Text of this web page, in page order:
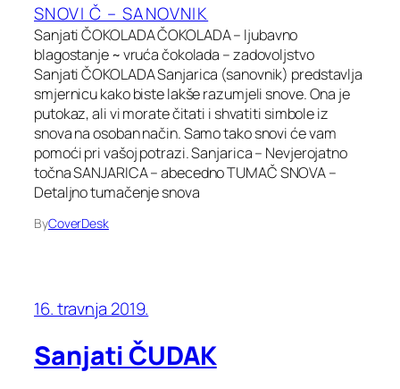
SNOVI Č – SANOVNIK
Sanjati ČOKOLADA ČOKOLADA – ljubavno
blagostanje ~ vruća čokolada – zadovoljstvo
Sanjati ČOKOLADA Sanjarica (sanovnik) predstavlja
smjernicu kako biste lakše razumjeli snove. Ona je
putokaz, ali vi morate čitati i shvatiti simbole iz
snova na osoban način. Samo tako snovi će vam
pomoći pri vašoj potrazi. Sanjarica – Nevjerojatno
točna SANJARICA – abecedno TUMAČ SNOVA –
Detaljno tumačenje snova
ByCoverDesk
16. travnja 2019.
Sanjati ČUDAK